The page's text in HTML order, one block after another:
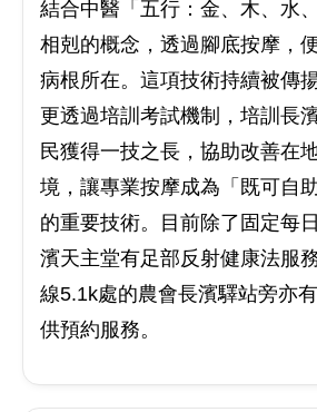
結合中醫「五行：金、木、水
相剋的概念，透過腳底按摩，
病根所在。這項技術持續被傳
更透過培訓考試機制，培訓長
民獲得一技之長，協助改善在
境，讓專業按摩成為「既可自
的重要技術。目前除了固定每
濱天主堂有足部反射健康法服
線5.1k處的農會長濱驛站旁亦
供預約服務。